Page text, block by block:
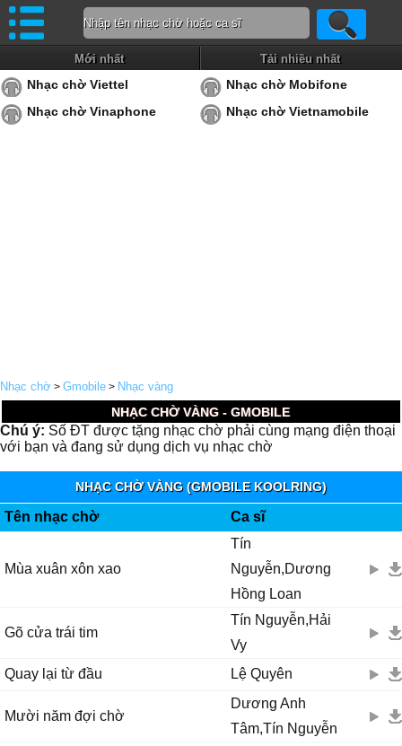
Mới nhất Tải nhiều nhất
Nhạc chờ Viettel
Nhạc chờ Mobifone
Nhạc chờ Vinaphone
Nhạc chờ Vietnamobile
Nhạc chờ > Gmobile > Nhạc vàng
NHẠC CHỜ VÀNG - GMOBILE
Chú ý: Số ĐT được tặng nhạc chờ phải cùng mạng điện thoại
với bạn và đang sử dụng dịch vụ nhạc chờ
NHẠC CHỜ VÀNG (GMOBILE KOOLRING)
Tên nhạc chờ Ca sĩ
Mùa xuân xôn xao
Tín
Nguyễn,Dương
Hồng Loan
Gõ cửa trái tim
Tín Nguyễn,Hải
Vy
Quay lại từ đầu
Lệ Quyên
Mười năm đợi chờ
Dương Anh
Tâm,Tín Nguyễn